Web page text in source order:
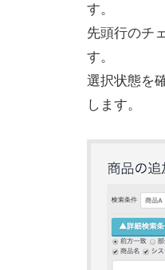
す。
先頭行のチ
す。
選択状態を
します。